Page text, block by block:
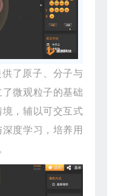
供了原子、分子与
微观粒子的基础
，辅以可交互式
度学习，培养用